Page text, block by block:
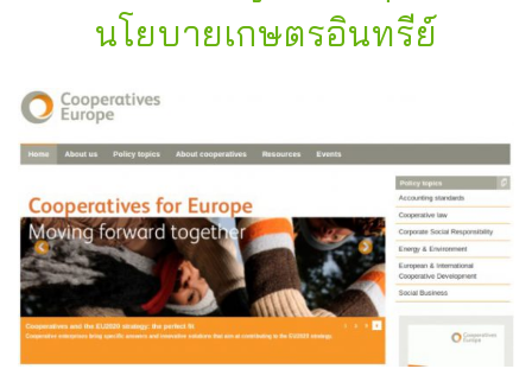
นโยบายเกษตรอินทรีย์